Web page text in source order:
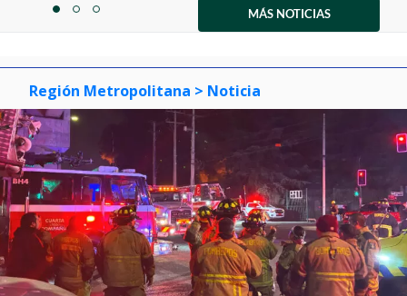
itemitemitem
MÁS NOTICIAS
Región Metropolitana > Noticia